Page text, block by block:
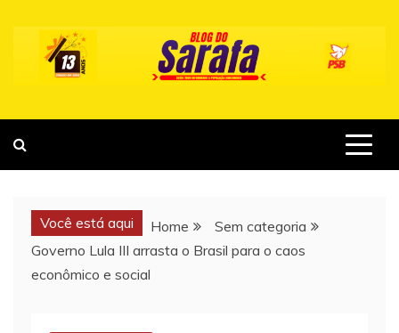
content
Você está aqui Home
Sem categoria
Governo Lula III arrasta o Brasil para o caos
econômico e social